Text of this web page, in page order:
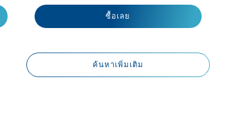
ซื้อเลย
ค้นหาเพิ่มเติม